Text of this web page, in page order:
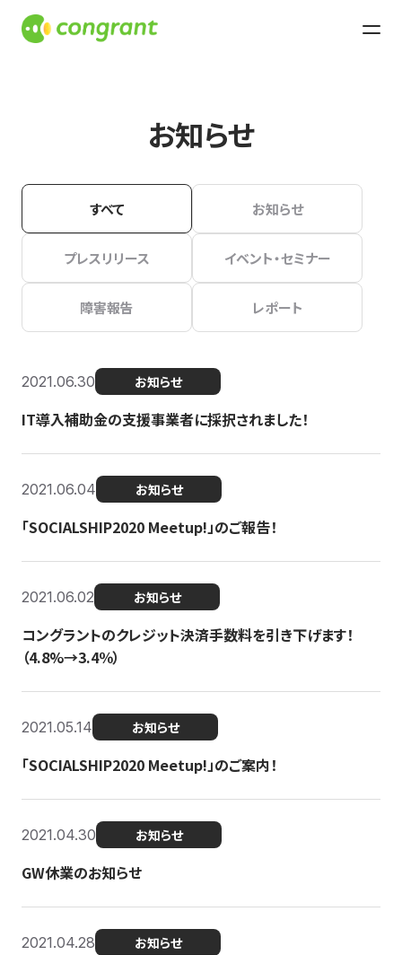
お知らせ
すべて お知らせ
プレスリリース イベント・セミナー
障害報告 レポート
2021.06.30 お知らせ
IT導入補助金の支援事業者に採択されました！
2021.06.04 お知らせ
「SOCIALSHIP2020 Meetup!」のご報告！
2021.06.02 お知らせ
コングラントのクレジット決済手数料を引き下げます！
（4.8%→3.4％）
2021.05.14 お知らせ
「SOCIALSHIP2020 Meetup!」のご案内！
2021.04.30 お知らせ
GW休業のお知らせ
2021.04.28 お知らせ